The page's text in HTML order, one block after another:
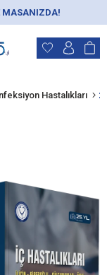
MASANIZDA!
Hastalıkları